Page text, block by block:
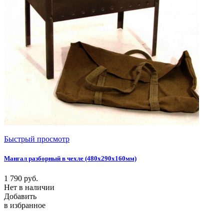
Быстрый просмотр
Мангал разборный в чехле (480х290х160мм)
1 790 руб.
Нет в наличии
Добавить
в избранное